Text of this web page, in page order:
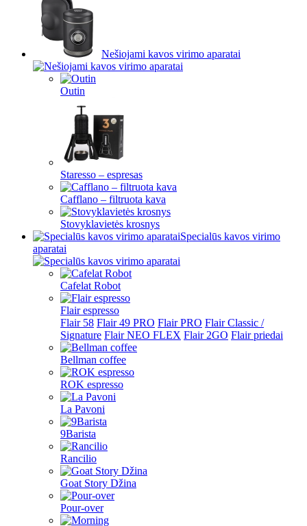
Nešiojami kavos virimo aparatai
Outin
Staresso – espresas
Cafflano – filtruota kava
Stovyklavietės krosnys
Specialūs kavos virimo
aparatai
Cafelat Robot
Flair espresso
Flair 58 Flair 49 PRO Flair PRO Flair Classic /
Signature Flair NEO FLEX Flair 2GO Flair priedai
Bellman coffee
ROK espresso
La Pavoni
9Barista
Rancilio
Goat Story Džina
Pour-over